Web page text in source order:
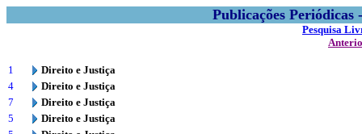
Publicações
Pesquisa
1
Direito e Justiça
4
Direito e Justiça
7
Direito e Justiça
5
Direito e Justiça